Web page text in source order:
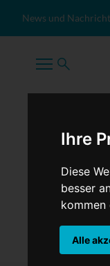
Ihre
Diese
besser
kommen
Alle
News und
TopNews